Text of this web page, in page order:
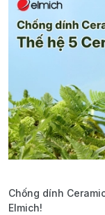
Chống dính
Elmich!